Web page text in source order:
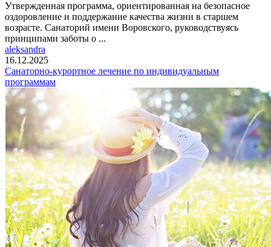
Утвержденная программа, ориентированная на безопасное
оздоровление и поддержание качества жизни в старшем
возрасте. Санаторий имени Воровского, руководствуясь
принципами заботы о ...
aleksandra
16.12.2025
Санаторно-курортное лечение по индивидуальным
программам